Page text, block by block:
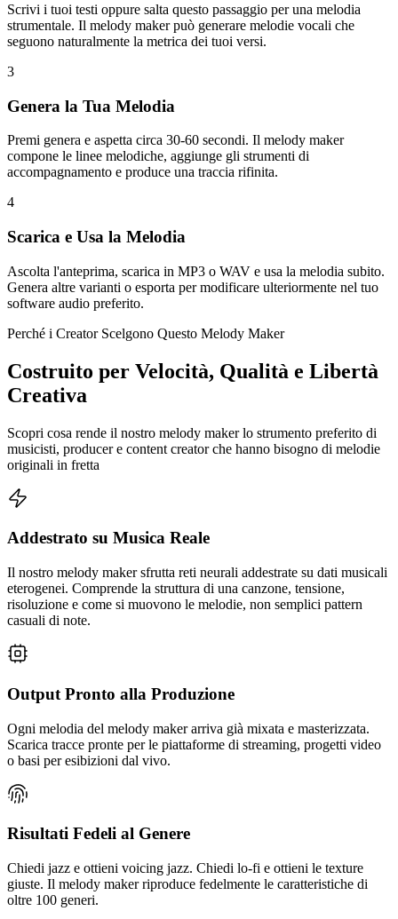
Scrivi i tuoi testi oppure salta questo passaggio per una melodia
strumentale. Il melody maker può generare melodie vocali che
seguono naturalmente la metrica dei tuoi versi.
3
Genera la Tua Melodia
Premi genera e aspetta circa 30-60 secondi. Il melody maker
compone le linee melodiche, aggiunge gli strumenti di
accompagnamento e produce una traccia rifinita.
4
Scarica e Usa la Melodia
Ascolta l'anteprima, scarica in MP3 o WAV e usa la melodia subito.
Genera altre varianti o esporta per modificare ulteriormente nel tuo
software audio preferito.
Perché i Creator Scelgono Questo Melody Maker
Costruito per Velocità, Qualità e Libertà
Creativa
Scopri cosa rende il nostro melody maker lo strumento preferito di
musicisti, producer e content creator che hanno bisogno di melodie
originali in fretta
Addestrato su Musica Reale
Il nostro melody maker sfrutta reti neurali addestrate su dati musicali
eterogenei. Comprende la struttura di una canzone, tensione,
risoluzione e come si muovono le melodie, non semplici pattern
casuali di note.
Output Pronto alla Produzione
Ogni melodia del melody maker arriva già mixata e masterizzata.
Scarica tracce pronte per le piattaforme di streaming, progetti video
o basi per esibizioni dal vivo.
Risultati Fedeli al Genere
Chiedi jazz e ottieni voicing jazz. Chiedi lo-fi e ottieni le texture
giuste. Il melody maker riproduce fedelmente le caratteristiche di
oltre 100 generi.